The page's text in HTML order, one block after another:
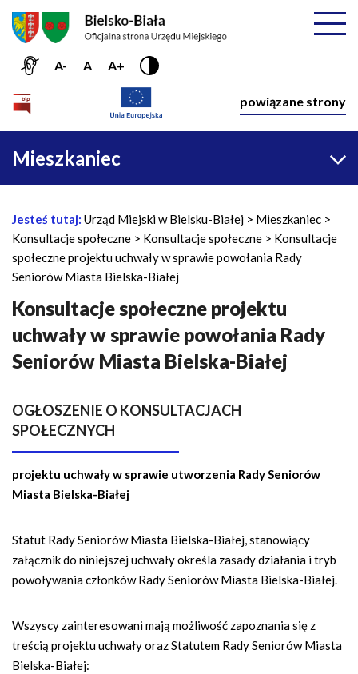
Przejdź do menu głównego
Przejdź do treści
Mapa serwisu
A- A A+
powiązane strony
Główna
nawigacja
Mieszkaniec
Ś
c
i
e
ż
k
a
n
w
i
g
c
y
n
a
Jesteś tutaj: Urząd Miejski w Bielsku-Białej
Mieszkaniec
Konsultacje społeczne
Konsultacje społeczne
Konsultacje
społeczne projektu uchwały w sprawie powołania Rady
Seniorów Miasta Bielska-Białej
Konsultacje społeczne projektu
uchwały w sprawie powołania Rady
Seniorów Miasta Bielska-Białej
OGŁOSZENIE O KONSULTACJACH
SPOŁECZNYCH
projektu uchwały w sprawie utworzenia Rady Seniorów
Miasta Bielska-Białej
Statut Rady Seniorów Miasta Bielska-Białej, stanowiący
załącznik do niniejszej uchwały określa zasady działania i tryb
powoływania członków Rady Seniorów Miasta Bielska-Białej.
Wszyscy zainteresowani mają możliwość zapoznania się z
treścią projektu uchwały oraz Statutem Rady Seniorów Miasta
Bielska-Białej: